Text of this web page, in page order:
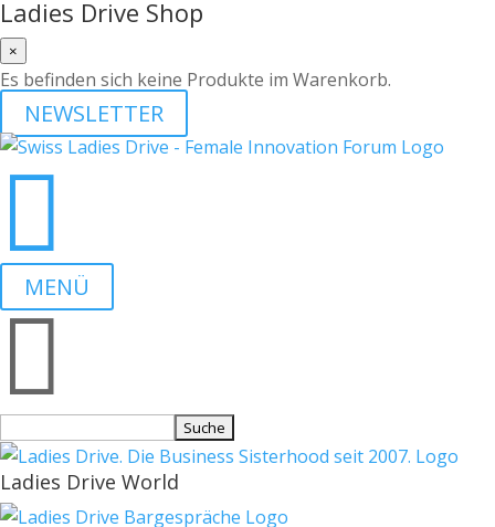
Ladies Drive Shop
×
Es befinden sich keine Produkte im Warenkorb.
NEWSLETTER

MENÜ

nach:
Ladies Drive World